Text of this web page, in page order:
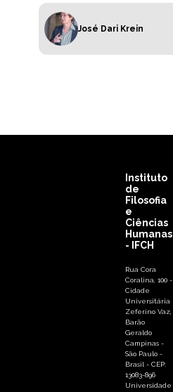
José Dari Krein
Instituto
de
Filosofia
e
Ciências
Humanas
- IFCH
Rua Cora
Coralina, 100 -
Cidade
Universitária
Zeferino Vaz,
Barão
Geraldo
Campinas -
São Paulo -
Brasil - CEP:
13083-896
Universidade